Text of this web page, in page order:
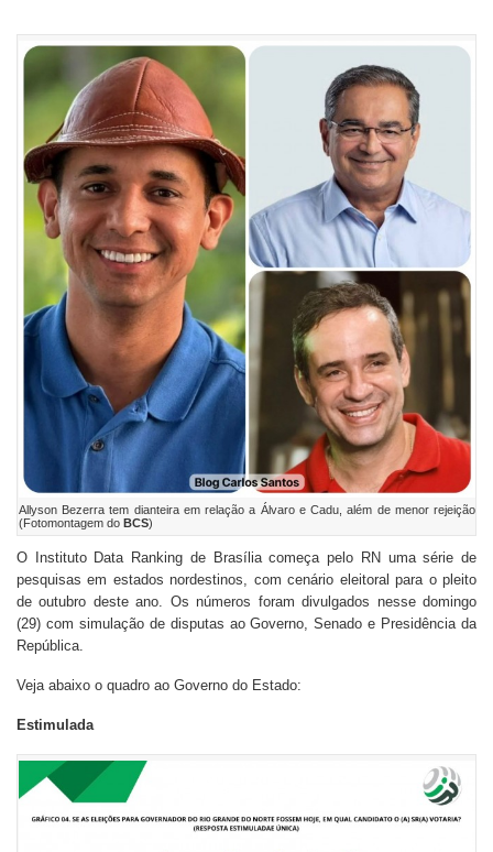
Allyson Bezerra tem dianteira em relação a Álvaro e Cadu, além de menor rejeição
(Fotomontagem do BCS)
O Instituto Data Ranking de Brasília começa pelo RN uma série de
pesquisas em estados nordestinos, com cenário eleitoral para o pleito
de outubro deste ano. Os números foram divulgados nesse domingo
(29) com simulação de disputas ao Governo, Senado e Presidência da
República.
Veja abaixo o quadro ao Governo do Estado:
Estimulada